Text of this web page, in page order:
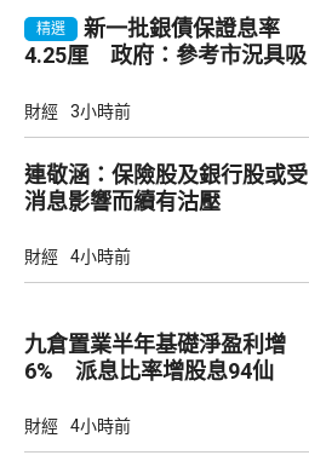
精選
新一批銀債保證息率
4.25厘 政府：參考市況具吸
財經 3小時前
連敬涵：保險股及銀行股或受
消息影響而續有沽壓
財經 4小時前
九倉置業半年基礎淨盈利增
6% 派息比率增股息94仙
財經 4小時前